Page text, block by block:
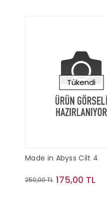
Tükendi
Made in Abyss Cilt 4
250,00 TL 175,00 TL